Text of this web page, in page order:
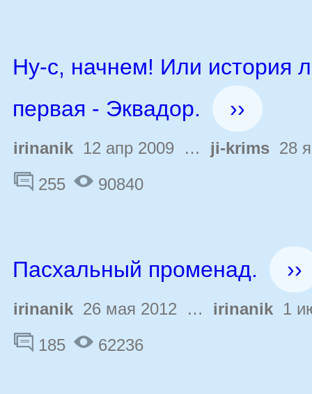
Ну-с, начнем! Или история
первая - Эквадор.
››
irinanik 12 апр 2009 … ji-krims 28
255
90840
Пасхальный променад. ››
irinanik 26 мая 2012 … irinanik 1
185
62236